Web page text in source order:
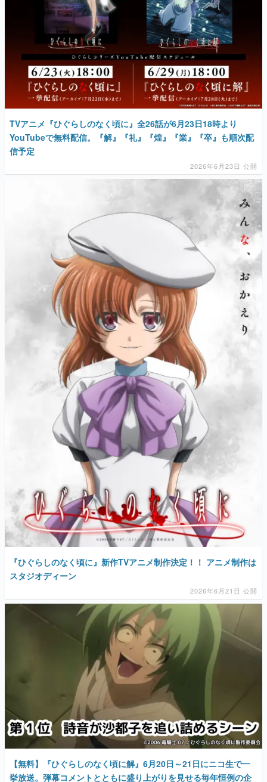
TVアニメ『ひぐらしのなく頃に』全26話が6月23日18時より
YouTubeで無料配信。『解』『礼』『煌』『業』『卒』も順次配
信予定
2026年6月23日 公開
『ひぐらしのなく頃に』新作TVアニメ制作決定！！ アニメ制作は
スタジオディーン
2026年6月21日 公開
【無料】『ひぐらしのなく頃に解』6月20日～21日にニコ生で一
挙放送。弾幕コメントとともに盛り上がりを見せる毎年恒例の企